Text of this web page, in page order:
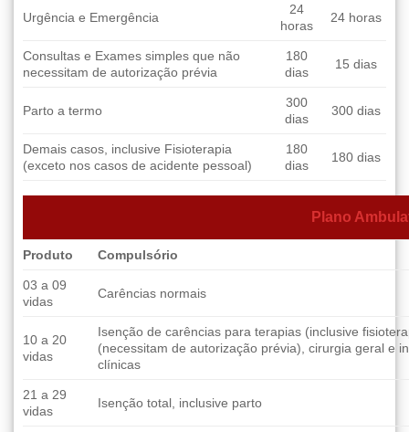
Urgência e Emergência
24
horas
24 horas
Consultas e Exames simples que não
necessitam de autorização prévia
180
dias
15 dias
Parto a termo
300
dias
300 dias
Demais casos, inclusive Fisioterapia
(exceto nos casos de acidente pessoal)
180
dias
180 dias
Plano
Produto Compulsório
03 a 09
vidas
Carências normais
10 a 20
vidas
Isenção de carências para terapias (inclusive
(necessitam de autorização prévia), cirurgia geral e
clínicas
21 a 29
vidas
Isenção total, inclusive parto